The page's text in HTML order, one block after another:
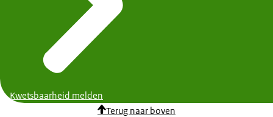
Kwetsbaarheid melden
Terug naar boven